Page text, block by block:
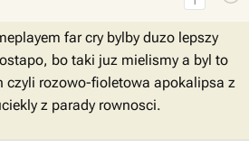
far cry bylby duzo lepszy
bo taki juz mielismy a byl to
czyli rozowo-fioletowa apokalipsa z
z parady rownosci.